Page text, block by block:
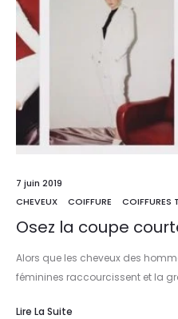
7 juin 2019
CHEVEUX
COIFFURE COIFFURES
Osez la coupe
Alors que les cheveux des
féminines raccourcissent et la
Lire La Suite